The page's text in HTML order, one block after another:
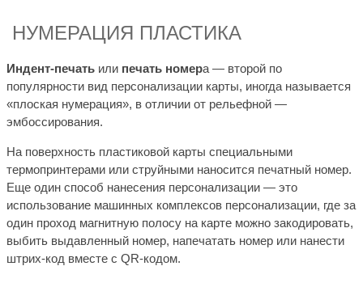
НУМЕРАЦИЯ ПЛАСТИКА
Индент-печатьили печать номера — второй по
популярности вид персонализации карты, иногда называется
«плоская нумерация», в отличии от рельефной —
эмбоссирования.
На поверхность пластиковой карты специальными
термопринтерами или струйными наносится печатный номер.
Еще один способ нанесения персонализации — это
использование машинных комплексов персонализации, где за
один проход магнитную полосу на карте можно закодировать,
выбить выдавленный номер, напечатать номер или нанести
штрих-код вместе с QR-кодом.